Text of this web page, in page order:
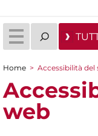
Tu sei qui
Home > Accessibilità del
web